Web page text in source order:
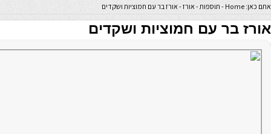
אתם כאן: Home
- תוספות-אורז- אורז בר עם חמוציות ושקדים
אורז בר עם חמוציות ושקדים